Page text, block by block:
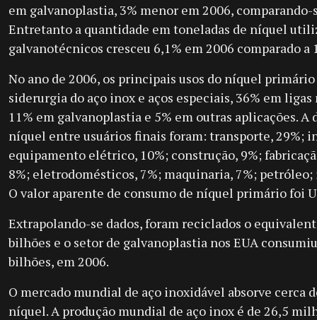
em galvanoplastia, 3% menor em 2006, comparando-
Entretanto a quantidade em toneladas de níquel
galvanotécnicos cresceu 6,1% em 2006 comparado a
No ano de 2006, os principais usos do níquel
siderurgia do aço inox e aços especiais, 36% em
11% em galvanoplastia e 5% em outras aplicações.
níquel entre usuários finais foram: transporte, 29%;
equipamento elétrico, 10%; construção, 9%;
8%; eletrodomésticos, 7%; maquinaria, 7%; petróleo;
O valor aparente de consumo de níquel primário foi
Extrapolando-se dados, foram reciclados o
bilhões e o setor de galvanoplastia nos EUA
bilhões, em 2006.
O mercado mundial de aço inoxidável absorve cerca
níquel. A produção mundial de aço inox é de 26,5